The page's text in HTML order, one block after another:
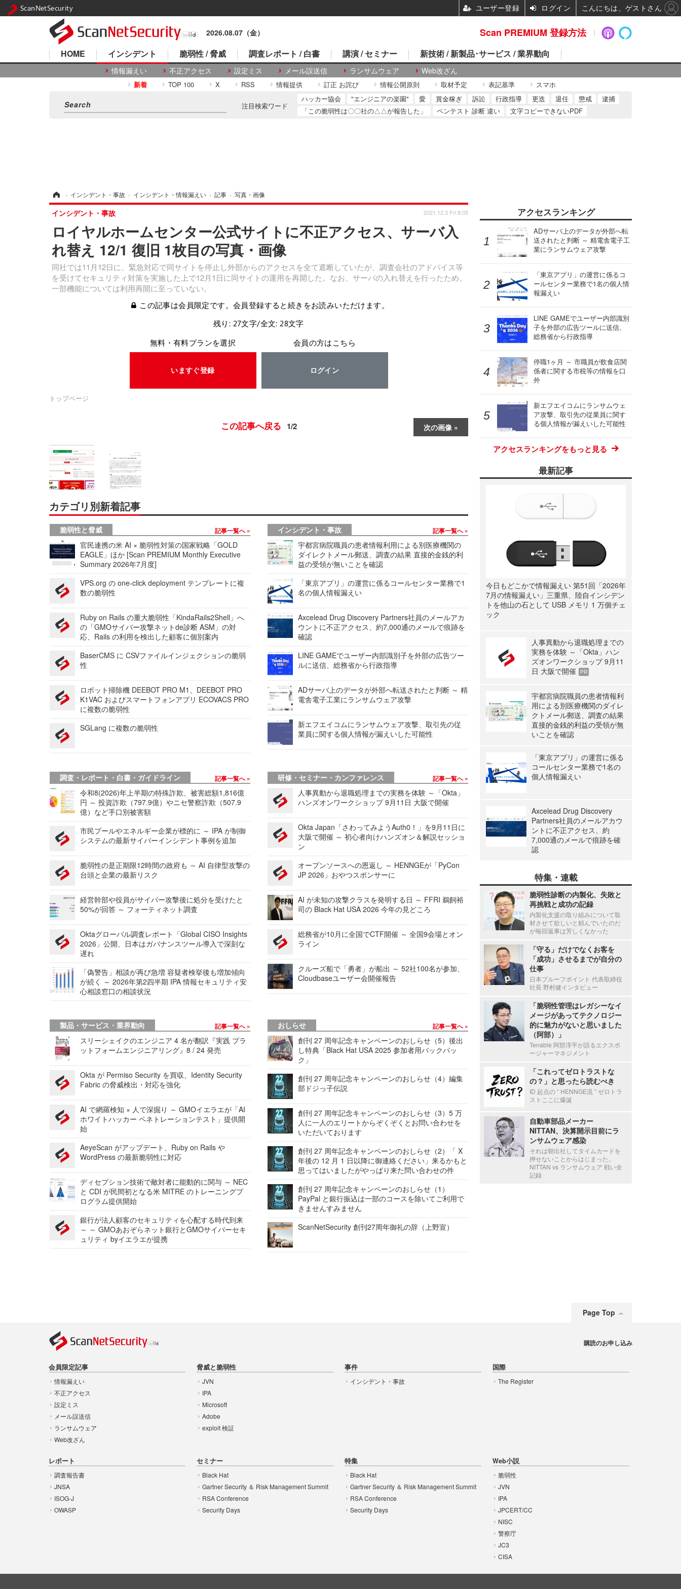
2026.08.07（金）
HOME インシデント
情報漏えい 不正アクセス 設定ミス メール誤送信 ランサムウェア Web改ざん
脆弱性 / 脅威 調査レポート / 白書 講演 / セミナー 新技術 / 新製品･サービス / 業界動向
新着 TOP 100 X RSS 情報提供 訂正 お詫び 情報公開原則 取材予定 表記基準 スマホ
注目検索ワード
ハッカー協会 "エンジニアの楽園" 愛 賞金稼ぎ 訴訟 行政指導 更迭 退任 懲戒
逮捕
「この脆弱性は〇〇社の△△が報告した」
ペンテスト 診断 違い 文字コピーできないPDF
› インシデント・事故 › インシデント・情報漏えい › 記事 › 写真・画像
ロイヤルホームセンター公式サイトに不正アクセス、サーバ入
れ替え 12/1 復旧 1枚目の写真・画像
同社では11月12日に、緊急対応で同サイトを停止し外部からのアクセスを全て遮断していたが、調査会社のアドバイス等
を受けてセキュリティ対策を実施した上で12月1日に同サイトの運用を再開した。なお、サーバの入れ替えを行ったため、
一部機能については利用再開に至っていない。
インシデント・事故 2021.12.3 Fri 8:05
この記事は会員限定です。会員登録すると続きをお読みいただけます。
残り: 27文字/全文: 28文字
無料・有料プランを選択
いますぐ登録
会員の方はこちら
ログイン
トップページ
次の画像
この記事へ戻る 1/2
カテゴリ別新着記事
脆弱性と脅威 記事一覧へ
官民連携の米 AI × 脆弱性対策の国家戦略「GOLD
EAGLE」ほか [Scan PREMIUM Monthly Executive
Summary 2026年7月度]
VPS.org の one-click deployment テンプレートに複
数の脆弱性
Ruby on Rails の重大脆弱性「KindaRails2Shell」へ
の「GMOサイバー攻撃ネットde診断 ASM」の対
応、Rails の利用を検出した顧客に個別案内
BaserCMS に CSVファイルインジェクションの脆弱
性
ロボット掃除機 DEEBOT PRO M1、DEEBOT PRO
K1VAC およびスマートフォンアプリ ECOVACS PRO
に複数の脆弱性
SGLang に複数の脆弱性
インシデント・事故 記事一覧へ
宇都宮病院職員の患者情報利用による別医療機関の
ダイレクトメール郵送、調査の結果 直接的金銭的利
益の受領が無いことを確認
「東京アプリ」の運営に係るコールセンター業務で1
名の個人情報漏えい
Axcelead Drug Discovery Partners社員のメールアカ
ウントに不正アクセス、約7,000通のメールで痕跡を
確認
LINE GAMEでユーザー内部識別子を外部の広告ツー
ルに送信、総務省から行政指導
ADサーバ上のデータが外部へ転送されたと判断 ～ 精
電舎電子工業にランサムウェア攻撃
新エフエイコムにランサムウェア攻撃、取引先の従
業員に関する個人情報が漏えいした可能性
調査・レポート・白書・ガイドライン 記事一覧へ
令和8(2026)年上半期の特殊詐欺、被害総額1,816億
円 ～ 投資詐欺（797.9億）やニセ警察詐欺（507.9
億）など手口別被害額
市民プールやエネルギー企業が標的に ～ IPA が制御
システムの最新サイバーインシデント事例を追加
脆弱性の是正期限12時間の政府も ～ AI 自律型攻撃の
台頭と企業の最新リスク
経営幹部や役員がサイバー攻撃後に処分を受けたと
50%が回答 ～ フォーティネット調査
Oktaグローバル調査レポート「Global CISO Insights
2026」公開、日本はガバナンスツール導入で深刻な
遅れ
「偽警告」相談が再び急増 容疑者検挙後も増加傾向
が続く ～ 2026年第2四半期 IPA 情報セキュリティ安
心相談窓口の相談状況
研修・セミナー・カンファレンス 記事一覧へ
人事異動から退職処理までの実務を体験 ～「Okta」
ハンズオンワークショップ 9月11日 大阪で開催
Okta Japan「さわってみようAuth0！」を9月11日に
大阪で開催 ～ 初心者向けハンズオン＆解説セッショ
ン
オープンソースへの恩返し ～ HENNGEが「PyCon
JP 2026」おやつスポンサーに
AI が未知の攻撃クラスを発明する日 ～ FFRI 鵜飼裕
司の Black Hat USA 2026 今年の見どころ
総務省が10月に全国でCTF開催 ～ 全国9会場とオン
ライン
クルーズ船で「勇者」が船出 ～ 52社100名が参加、
Cloudbaseユーザー会開催報告
製品・サービス・業界動向 記事一覧へ
スリーシェイクのエンジニア 4 名が翻訳『実践 プラ
ットフォームエンジニアリング』8 / 24 発売
Okta が Permiso Security を買収、Identity Security
Fabric の脅威検出・対応を強化
AI で網羅検知 × 人で深掘り ～ GMOイエラエが「AI
ホワイトハッカー ペネトレーションテスト」提供開
始
AeyeScan がアップデート、Ruby on Rails や
WordPress の最新脆弱性に対応
ディセプション技術で敵対者に能動的に関与 ～ NEC
と CDI が民間初となる米 MITRE のトレーニングプ
ログラム提供開始
銀行が法人顧客のセキュリティを心配する時代到来
～ ～ GMOあおぞらネット銀行とGMOサイバーセキ
ュリティ byイエラエが提携
おしらせ 記事一覧へ
創刊 27 周年記念キャンペーンのおしらせ（5）後出
し特典「Black Hat USA 2025 参加者用バックパッ
ク」
創刊 27 周年記念キャンペーンのおしらせ（4）編集
部ドジっ子伝説
創刊 27 周年記念キャンペーンのおしらせ（3）5 万
人に一人のエリートからぞくぞくとお問い合わせを
いただいております
創刊 27 周年記念キャンペーンのおしらせ（2）「 X
年後の 12 月 1 日以降に御連絡ください」来るかもと
思ってはいましたがやっぱり来た問い合わせの件
創刊 27 周年記念キャンペーンのおしらせ（1）
PayPal と銀行振込は一部のコースを除いてご利用で
きませんすみません
ScanNetSecurity 創刊27周年御礼の辞（上野宣）
アクセスランキング
ADサーバ上のデータが外部へ転
送されたと判断 ～ 精電舎電子工
業にランサムウェア攻撃
「東京アプリ」の運営に係るコ
ールセンター業務で1名の個人情
報漏えい
LINE GAMEでユーザー内部識別
子を外部の広告ツールに送信、
総務省から行政指導
停職1ヶ月 ～ 市職員が飲食店関
係者に関する市税等の情報を口
外
新エフエイコムにランサムウェ
ア攻撃、取引先の従業員に関す
る個人情報が漏えいした可能性
アクセスランキングをもっと見る
最新記事
今日もどこかで情報漏えい 第51回「2026年
7月の情報漏えい」三重県、陸自インシデン
トを他山の石として USB メモリ 1 万個チェ
ック
人事異動から退職処理までの
実務を体験 ～「Okta」ハン
ズオンワークショップ 9月11
日 大阪で開催
PR
宇都宮病院職員の患者情報利
用による別医療機関のダイレ
クトメール郵送、調査の結果
直接的金銭的利益の受領が無
いことを確認
「東京アプリ」の運営に係る
コールセンター業務で1名の
個人情報漏えい
Axcelead Drug Discovery
Partners社員のメールアカウ
ントに不正アクセス、約
7,000通のメールで痕跡を確
認
特集・連載
脆弱性診断の内製化、失敗と
再挑戦と成功の記録
内製化支援の取り組みについて取
材させて欲しいと頼んでいたのだ
が毎回返事は芳しくなかった
「守る」だけでなくお客を
「成功」させるまでが自分の
仕事
日本プルーフポイント 代表取締役
社長 野村健インタビュー
「脆弱性管理はレガシーなイ
メージがあってテクノロジー
的に魅力がないと思いました
（阿部）」
Tenable 阿部淳平が語るエクスポ
ージャーマネジメント
「これってゼロトラストな
の？」と思ったら読むべき
ID 起点の “ HENNGE流 ” ゼロトラ
ストここに爆誕
自動車部品メーカー
NITTAN、決算開示目前にラ
ンサムウェア感染
それは朝出社してタイムカードを
押せないことからはじまった。
NITTAN vs ランサムウェア 戦い全
記録
Page Top
会員限定記事
情報漏えい
不正アクセス
設定ミス
メール誤送信
ランサムウェア
Web改ざん
脅威と脆弱性
JVN
IPA
Microsoft
Adobe
exploit 検証
事件
インシデント・事故
国際
The Register
レポート
調査報告書
JNSA
ISOG-J
OWASP
セミナー
Black Hat
Gartner Security ＆ Risk Management Summit
RSA Conference
Security Days
特集
Black Hat
Gartner Security ＆ Risk Management Summit
RSA Conference
Security Days
Web小説
脆弱性
JVN
IPA
JPCERT/CC
NISC
警察庁
JC3
CISA
購読のお申し込み
Scan PREMIUM 登録方法
ScanNetSecurity ユーザー登録 ログイン こんにちは、ゲストさん